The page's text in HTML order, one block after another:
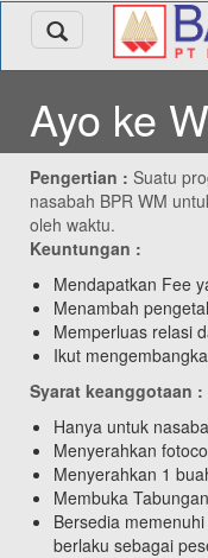
Ayo ke
Pengertian : Suatu
nasabah BPR WM
oleh waktu.
Keuntungan :
Mendapatkan Fee
Menambah
Memperluas relasi
Ikut
Syarat keanggotaan :
Hanya untuk
Menyerahkan
Menyerahkan 1
Membuka
Bersedia
berlaku sebagai